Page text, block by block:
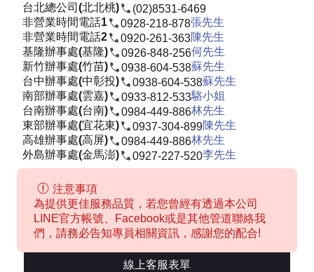
台北總公司(北北桃)
(02)8531-6469
非營業時間電話1
0928-218-878張先生
非營業時間電話2
0920-261-363陳先生
基隆辦事處(基隆)
0926-848-256何先生
新竹辦事處(竹苗)
0938-604-538蘇先生
台中辦事處(中彰投)
0938-604-538蘇先生
南部辦事處(雲嘉)
0933-812-533駱小姐
台南辦事處(台南)
0984-449-886林先生
東部辦事處(宜花東)
0937-304-899陳先生
高雄辦事處(高屏)
0984-449-886林先生
外島辦事處(金馬澎)
0927-227-520李先生
注意事項
為提供更佳服務品質，若您曾經有透過本公司
LINE官方帳號、Facebook或是其他管道聯絡我
們，請務必告知專員相關資訊，感謝您的配合!
線上客服表單